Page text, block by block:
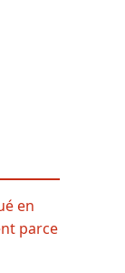
en
parce